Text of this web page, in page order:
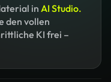
in AI Studio.
den vollen
KI frei –